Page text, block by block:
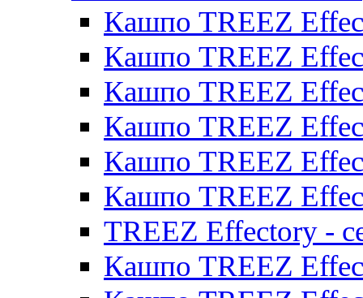
Кашпо TREEZ
Кашпо TREEZ
Кашпо TREEZ
Кашпо TREEZ
Кашпо TREEZ
Кашпо TREEZ
TREEZ Effectory -
Кашпо TREEZ